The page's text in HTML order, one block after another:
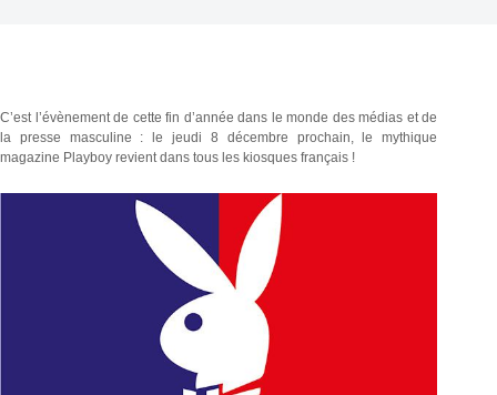
C’est l’évènement de cette fin d’année dans le monde des médias et de
la presse masculine : le jeudi 8 décembre prochain, le mythique
magazine Playboy revient dans tous les kiosques français !